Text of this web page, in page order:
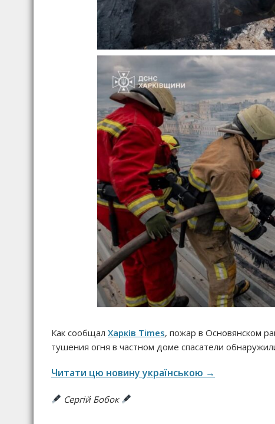
Как сообщал Харків Times, пожар в Основянском
тушения огня в частном доме спасатели
Читати цю новину українською →
Сергій Бобок